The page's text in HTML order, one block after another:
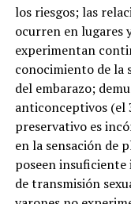
los riesgos; las
ocurren en lugares
experimentan
conocimiento de la
del embarazo;
anticonceptivos (el
preservativo es
en la sensación de
poseen
de transmisión